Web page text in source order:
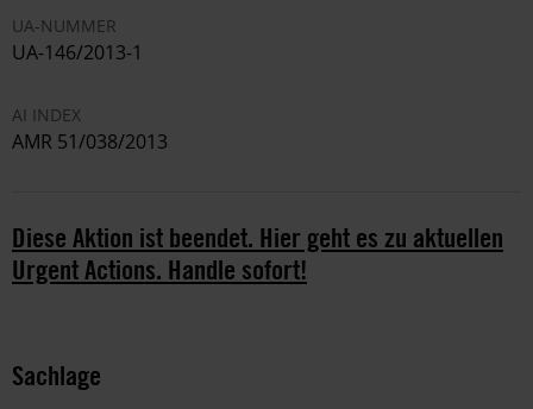
UA-NUMMER
UA-146/2013-1
AI INDEX
AMR 51/038/2013
Diese Aktion ist beendet. Hier geht es zu aktuellen
Urgent Actions. Handle sofort!
Sachlage